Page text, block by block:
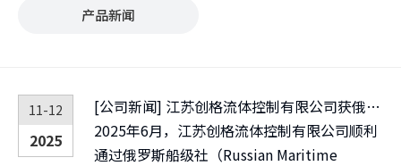
产品新闻
11-12
2025
[公司新闻] 江苏创格流体控制有限公司获俄罗斯船级社阀门遥控及液位遥测型式认可证书
2025年6月，江苏创格流体控制有限公司顺利
通过俄罗斯船级社（Russian Maritime